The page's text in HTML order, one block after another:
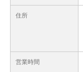
住所
営業時間